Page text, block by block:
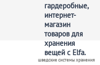
шведские системы хранения